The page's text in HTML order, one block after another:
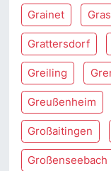
Grainet
Grattersdorf
Greiling
Greußenheim
Großaitingen
Großenseebach